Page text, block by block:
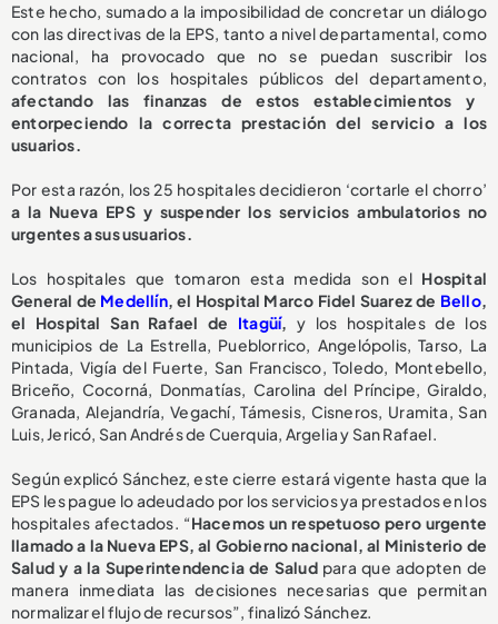
Este hecho, sumado a la imposibilidad de concretar un diálogo
con las directivas de la EPS, tanto a nivel departamental, como
nacional, ha provocado que no se puedan suscribir los
contratos con los hospitales públicos del departamento,
afectando las finanzas de estos establecimientos y
entorpeciendo la correcta prestación del servicio a los
usuarios.
Por esta razón, los 25 hospitales decidieron ‘cortarle el chorro’
a la Nueva EPS y suspender los servicios ambulatorios no
urgentes a sus usuarios.
Los hospitales que tomaron esta medida son el Hospital
General de Medellín, el Hospital Marco Fidel Suarez de Bello,
el Hospital San Rafael de Itagüí, y los hospitales de los
municipios de La Estrella, Pueblorrico, Angelópolis, Tarso, La
Pintada, Vigía del Fuerte, San Francisco, Toledo, Montebello,
Briceño, Cocorná, Donmatías, Carolina del Príncipe, Giraldo,
Granada, Alejandría, Vegachí, Támesis, Cisneros, Uramita, San
Luis, Jericó, San Andrés de Cuerquia, Argelia y San Rafael.
Según explicó Sánchez, este cierre estará vigente hasta que la
EPS les pague lo adeudado por los servicios ya prestados en los
hospitales afectados. “Hacemos un respetuoso pero urgente
llamado a la Nueva EPS, al Gobierno nacional, al Ministerio de
Salud y a la Superintendencia de Salud para que adopten de
manera inmediata las decisiones necesarias que permitan
normalizar el flujo de recursos”, finalizó Sánchez.